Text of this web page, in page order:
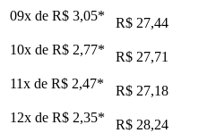
09x de R$ 3,05*
R$ 27,44
10x de R$ 2,77*
R$ 27,71
11x de R$ 2,47*
R$ 27,18
12x de R$ 2,35* R$ 28,24